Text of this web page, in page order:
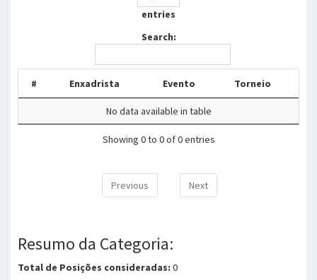
entries
Search:
# Enxadrista Evento Torneio
No data available in table
Showing 0 to 0 of 0 entries
Previous Next
Resumo da Categoria:
Total de Posições consideradas: 0